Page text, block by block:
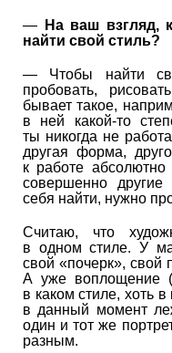
—
На ваш взгляд,
найти свой стиль?
— Чтобы найти
пробовать,
бывает такое,
в ней какой-то
ты никогда не
другая форма,
к работе абсолютно
совершенно
себя найти, нужно
Считаю, что
в одном стиле. У
свой «почерк», свой
А уже воплощение
в каком стиле, хоть
в данный момент
один и тот же
разным.